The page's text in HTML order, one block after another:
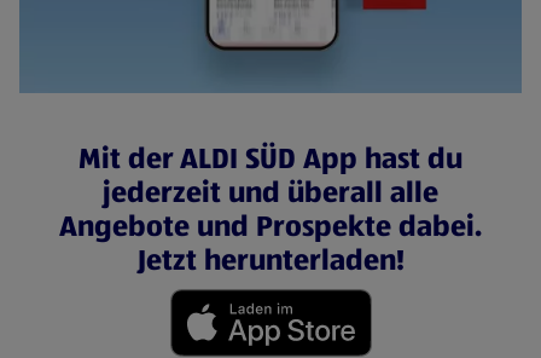
Mit der ALDI SÜD App hast du
jederzeit und überall alle
Angebote und Prospekte dabei.
Jetzt herunterladen!